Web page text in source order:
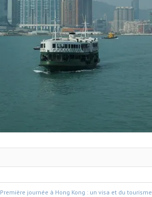
Première journée à Hong Kong : un visa et du tourisme